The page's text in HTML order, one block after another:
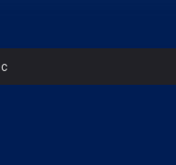
срещу Макаби в Грузия